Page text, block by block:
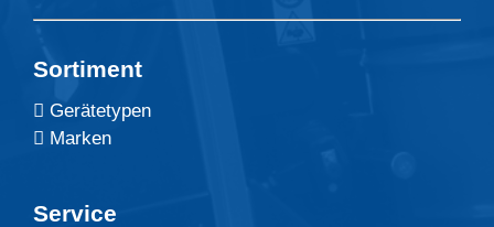
Sortiment
Gerätetypen
Marken
Service